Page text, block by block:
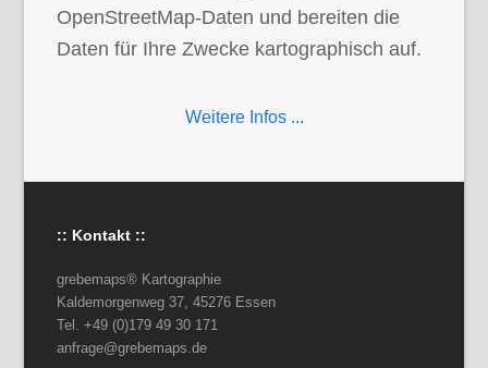
OpenStreetMap-Daten und bereiten die
Daten für Ihre Zwecke kartographisch auf.
Weitere Infos ...
:: Kontakt ::
grebemaps® Kartographie
Kaldemorgenweg 37, 45276 Essen
Tel. +49 (0)179 49 30 171
anfrage@grebemaps.de